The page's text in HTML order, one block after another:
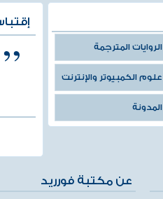
الروايات المترجمة
علوم الكمبيوتر والإنترنت
المدونة
عن مكتبة فورريد